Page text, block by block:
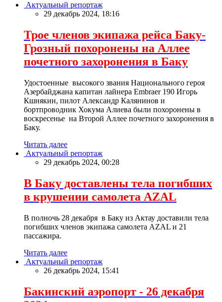
Актуальный репортаж
29 декабрь 2024, 18:16
Трое членов экипажа рейса Баку-
Грозный похоронены на Аллее
почетного захоронения в Баку
Удостоенные высокого звания Национального героя
Азербайджана капитан лайнера Embraer 190 Игорь
Кшнякин, пилот Александр Калянинов и
бортпроводник Хокума Алиева были похоронены в
воскресенье на Второй Аллее почетного захоронения в
Баку.
Читать далее
Актуальный репортаж
29 декабрь 2024, 00:28
В Баку доставлены тела погибших
в крушении самолета AZAL
В полночь 28 декабря в Баку из Актау доставили тела
погибших членов экипажа самолета AZAL и 21
пассажира.
Читать далее
Актуальный репортаж
26 декабрь 2024, 15:41
Бакинский аэропорт - 26 декабря